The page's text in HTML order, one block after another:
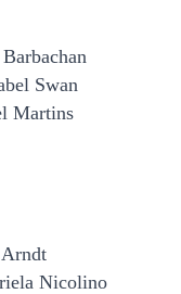
Swan
Martins
Nicolino